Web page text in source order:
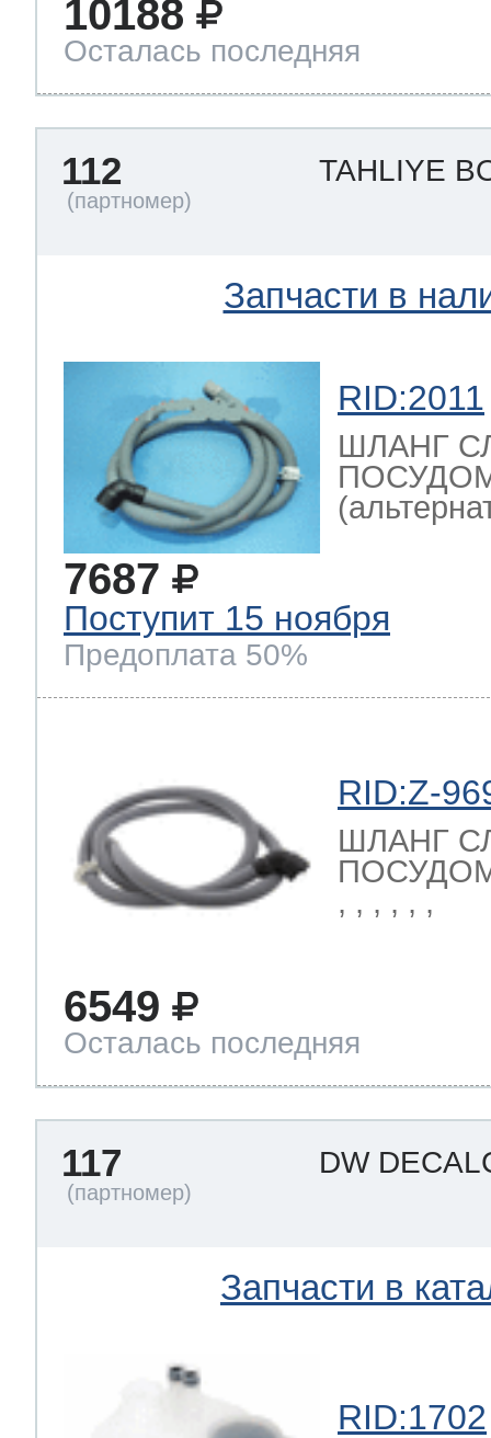
10188
Осталась последняя
112 TAHLIYE
Запчасти в
RID:2011
ШЛАНГ
7687
Поступит 15 ноября
Предоплата 50%
RID:Z-
ШЛАНГ
, , , , , ,
6549
Осталась последняя
117 DW
Запчасти в
RID:1702